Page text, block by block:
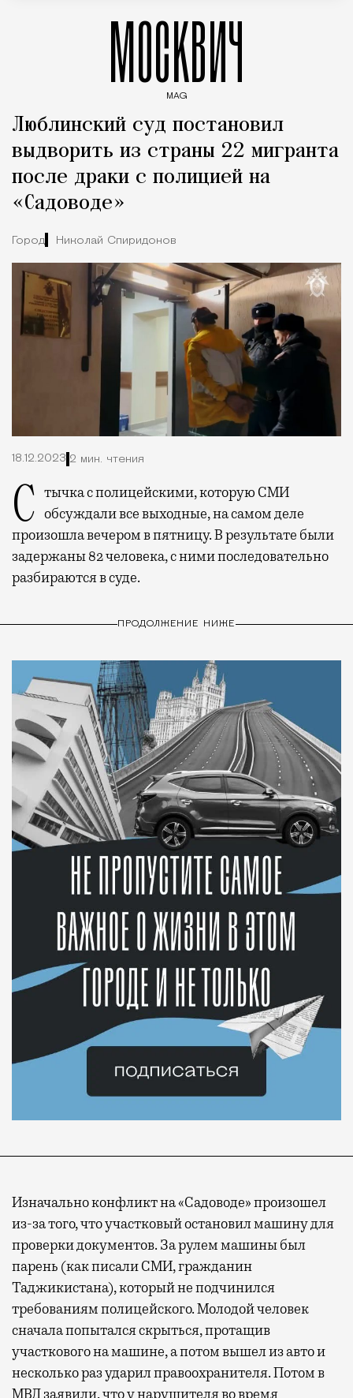
МОСКВИЧ
MAG
Люблинский суд постановил
выдворить из страны 22 мигранта
после драки с полицией на
«Садоводе»
Город Николай Спиридонов
18.12.2023 2 мин. чтения
Стычка с полицейскими, которую СМИ обсуждали все выходные, на самом деле
произошла вечером в пятницу. В результате были
задержаны 82 человека, с ними последовательно
разбираются в суде.
ПРОДОЛЖЕНИЕ НИЖЕ
Изначально конфликт на «Садоводе» произошел
из-за того, что участковый остановил машину для
проверки документов. За рулем машины был
парень (как писали СМИ, гражданин
Таджикистана), который не подчинился
требованиям полицейского. Молодой человек
сначала попытался скрыться, протащив
участкового на машине, а потом вышел из авто и
несколько раз ударил правоохранителя. Потом в
МВД заявили, что у нарушителя во время